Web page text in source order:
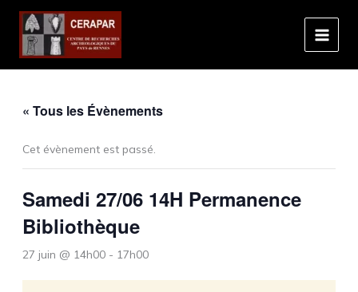
Aller
contenu
« Tous les Évènements
Cet évènement est passé.
Samedi 27/06 14H Permanence
Bibliothèque
27 juin @ 14h00- 17h00